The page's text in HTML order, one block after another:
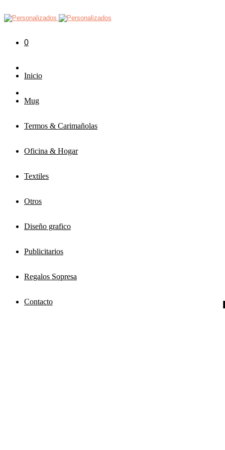
0
Inicio
Mug
Termos & Carimañolas
Oficina & Hogar
Textiles
Otros
Diseño grafico
Publicitarios
Regalos Sopresa
Contacto